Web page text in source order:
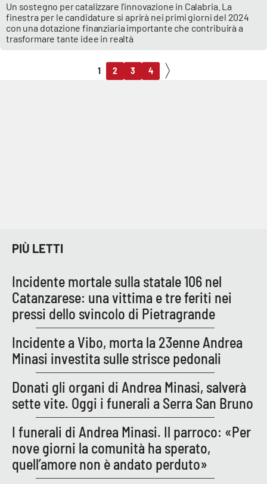
Un sostegno per catalizzare l'innovazione in Calabria. La
finestra per le candidature si aprirà nei primi giorni del 2024
con una dotazione finanziaria importante che contribuirà a
trasformare tante idee in realtà
1 2 3 4
PIÙ LETTI
Incidente mortale sulla statale 106 nel
Catanzarese: una vittima e tre feriti nei
pressi dello svincolo di Pietragrande
Incidente a Vibo, morta la 23enne Andrea
Minasi investita sulle strisce pedonali
Donati gli organi di Andrea Minasi, salverà
sette vite. Oggi i funerali a Serra San Bruno
I funerali di Andrea Minasi. Il parroco: «Per
nove giorni la comunità ha sperato,
quell’amore non è andato perduto»